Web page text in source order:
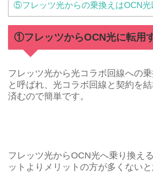
⑤フレッツ光からの乗換えはOCN光
①フレッツからOCN光に転用
フレッツ光から光コラボ回線への乗
と呼ばれ、光コラボ回線と契約を
済むので簡単です。
フレッツ光からOCN光へ乗り換え
ットよりメリットの方が多くない